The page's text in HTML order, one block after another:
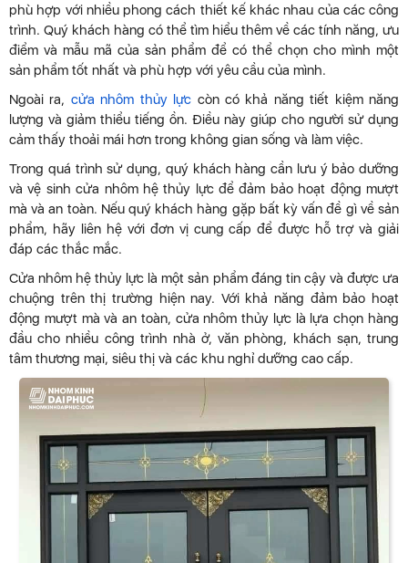
phù hợp với nhiều phong cách thiết kế khác nhau của các công
trình. Quý khách hàng có thể tìm hiểu thêm về các tính năng, ưu
điểm và mẫu mã của sản phẩm để có thể chọn cho mình một
sản phẩm tốt nhất và phù hợp với yêu cầu của mình.
Ngoài ra, cửa nhôm thủy lực còn có khả năng tiết kiệm năng
lượng và giảm thiểu tiếng ồn. Điều này giúp cho người sử dụng
cảm thấy thoải mái hơn trong không gian sống và làm việc.
Trong quá trình sử dụng, quý khách hàng cần lưu ý bảo dưỡng
và vệ sinh cửa nhôm hệ thủy lực để đảm bảo hoạt động mượt
mà và an toàn. Nếu quý khách hàng gặp bất kỳ vấn đề gì về sản
phẩm, hãy liên hệ với đơn vị cung cấp để được hỗ trợ và giải
đáp các thắc mắc.
Cửa nhôm hệ thủy lực là một sản phẩm đáng tin cậy và được ưa
chuộng trên thị trường hiện nay. Với khả năng đảm bảo hoạt
động mượt mà và an toàn, cửa nhôm thủy lực là lựa chọn hàng
đầu cho nhiều công trình nhà ở, văn phòng, khách sạn, trung
tâm thương mại, siêu thị và các khu nghỉ dưỡng cao cấp.